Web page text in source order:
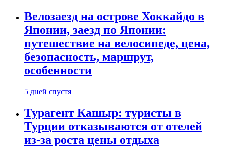
Велозаезд на острове Хоккайдо в
Японии, заезд по Японии:
путешествие на велосипеде, цена,
безопасность, маршрут,
особенности
5 дней спустя
Турагент Кашыр: туристы в
Турции отказываются от отелей
из-за роста цены отдыха